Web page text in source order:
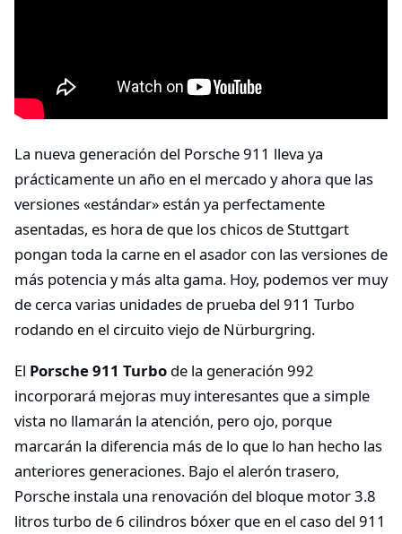
La nueva generación del Porsche 911 lleva ya
prácticamente un año en el mercado y ahora que las
versiones «estándar» están ya perfectamente
asentadas, es hora de que los chicos de Stuttgart
pongan toda la carne en el asador con las versiones de
más potencia y más alta gama. Hoy, podemos ver muy
de cerca varias unidades de prueba del 911 Turbo
rodando en el circuito viejo de Nürburgring.
El Porsche 911 Turbo de la generación 992
incorporará mejoras muy interesantes que a simple
vista no llamarán la atención, pero ojo, porque
marcarán la diferencia más de lo que lo han hecho las
anteriores generaciones. Bajo el alerón trasero,
Porsche instala una renovación del bloque motor 3.8
litros turbo de 6 cilindros bóxer que en el caso del 911